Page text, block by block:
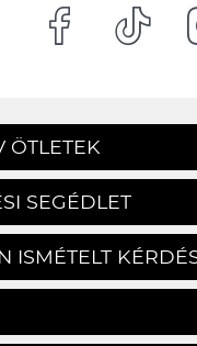
ÖTLETEK
SEGÉDLET
ISMÉTELT